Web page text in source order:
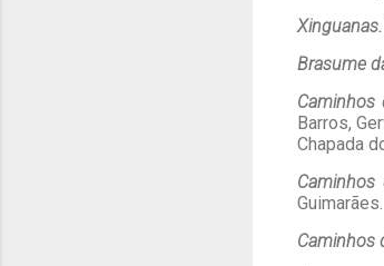
Xinguanas.
Brasume
Caminhos
Barros,
Chapada
Caminhos
Guimarães.
Caminhos